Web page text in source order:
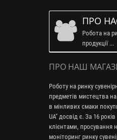
ПРО
Робота на
продукції ...
ПРО НАШ
Роботу на ринку
предметів мистецтва
в мінливих смаки
UA" досвід є. За 16
клієнтами, просування
моніторинг ринку